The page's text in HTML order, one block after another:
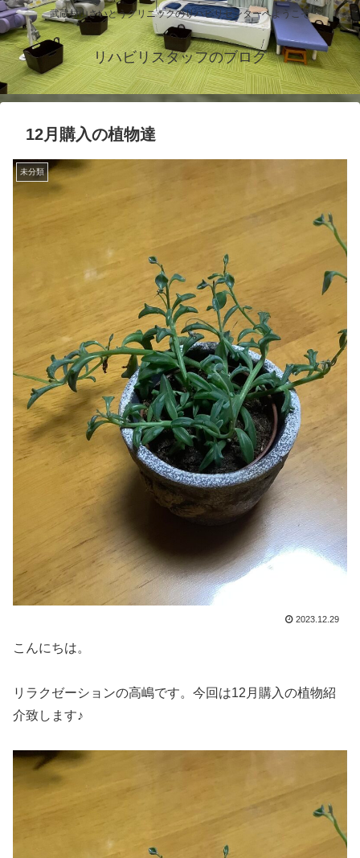
武蔵村山さいとうクリニックのリハビリセンターへようこそ
リハビリスタッフのブログ
12月購入の植物達
未分類
2023.12.29
こんにちは。
リラクゼーションの高嶋です。今回は12月購入の植物紹
介致します♪